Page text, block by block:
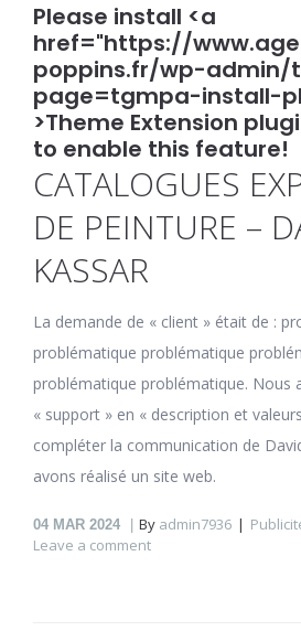
Please install <a
href="https://
poppins.fr/wp-admin/
page=tgmpa-install-
>Theme Extension
to enable this feature!
CATALOGUES
DE PEINTURE –
KASSAR
La demande de « client » était de :
problématique problématique
problématique problématique. Nous
« support » en « description et
compléter la communication de
avons réalisé un site web.
04 MAR 2024 By admin7936
Leave a comment